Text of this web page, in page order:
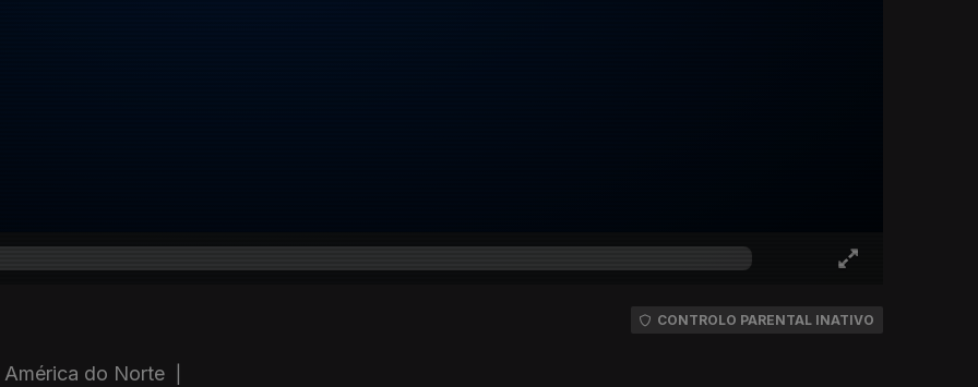
do Norte
CONTROLO PARENTAL INATIVO